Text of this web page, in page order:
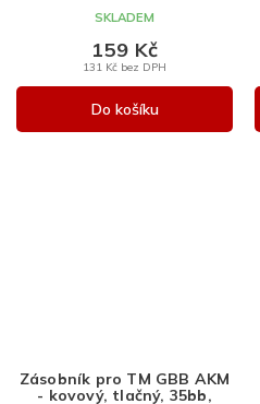
SKLADEM
131 Kč bez DPH
159 Kč
Do košíku
Zásobník pro TM GBB AKM
- kovový, tlačný, 35bb,